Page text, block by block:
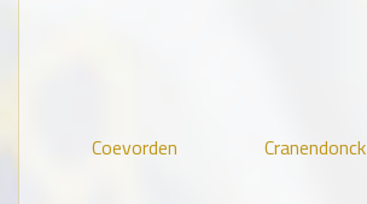
Coevorden Cranendonck